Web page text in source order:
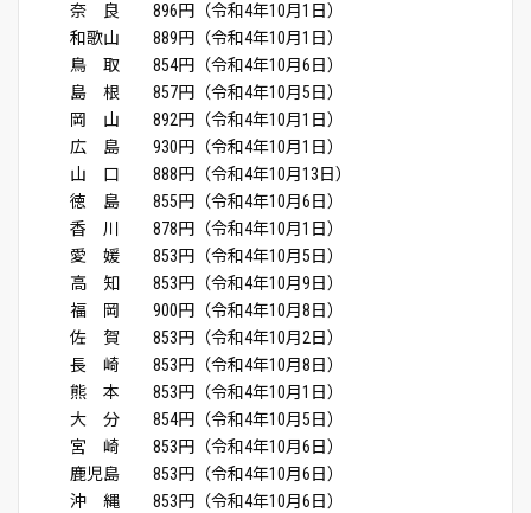
奈 良 896円（令和4年10月1日）
和歌山 889円（令和4年10月1日）
鳥 取 854円（令和4年10月6日）
島 根 857円（令和4年10月5日）
岡 山 892円（令和4年10月1日）
広 島 930円（令和4年10月1日）
山 口 888円（令和4年10月13日）
徳 島 855円（令和4年10月6日）
香 川 878円（令和4年10月1日）
愛 媛 853円（令和4年10月5日）
高 知 853円（令和4年10月9日）
福 岡 900円（令和4年10月8日）
佐 賀 853円（令和4年10月2日）
長 崎 853円（令和4年10月8日）
熊 本 853円（令和4年10月1日）
大 分 854円（令和4年10月5日）
宮 崎 853円（令和4年10月6日）
鹿児島 853円（令和4年10月6日）
沖 縄 853円（令和4年10月6日）